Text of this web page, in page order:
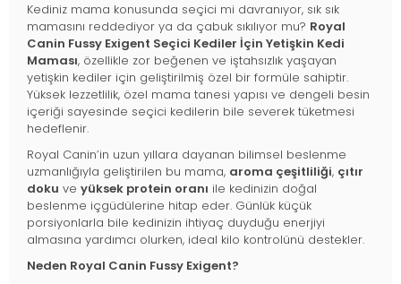
Kediniz mama konusunda seçici mi davranıyor, sık sık
mamasını reddediyor ya da çabuk sıkılıyor mu? Royal
Canin Fussy Exigent Seçici Kediler İçin Yetişkin Kedi
Maması, özellikle zor beğenen ve iştahsızlık yaşayan
yetişkin kediler için geliştirilmiş özel bir formüle sahiptir.
Yüksek lezzetlilik, özel mama tanesi yapısı ve dengeli besin
içeriği sayesinde seçici kedilerin bile severek tüketmesi
hedeflenir.
Royal Canin’in uzun yıllara dayanan bilimsel beslenme
uzmanlığıyla geliştirilen bu mama, aroma çeşitliliği, çıtır
doku ve yüksek protein oranı ile kedinizin doğal
beslenme içgüdülerine hitap eder. Günlük küçük
porsiyonlarla bile kedinizin ihtiyaç duyduğu enerjiyi
almasına yardımcı olurken, ideal kilo kontrolünü destekler.
Neden Royal Canin Fussy Exigent?